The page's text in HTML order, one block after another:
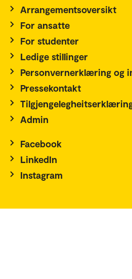
Arrangementsoversikt
For ansatte
For studenter
Ledige stillinger
Personvernerklæring og
Pressekontakt
Admin
Facebook
LinkedIn
Instagram